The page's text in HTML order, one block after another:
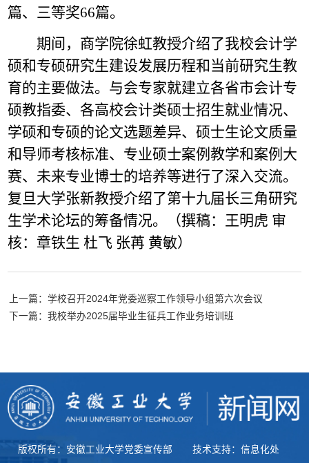
篇、三等奖66篇。
期间，商学院徐虹教授介绍了我校会计学
硕和专硕研究生建设发展历程和当前研究生教
育的主要做法。与会专家就建立各省市会计专
硕教指委、各高校会计类硕士招生就业情况、
学硕和专硕的论文选题差异、硕士生论文质量
和导师考核标准、专业硕士案例教学和案例大
赛、未来专业博士的培养等进行了深入交流。
复旦大学张新教授介绍了第十九届长三角研究
生学术论坛的筹备情况。（撰稿：王明虎 审
核：章铁生 杜飞 张苒 黄敏）
上一篇：学校召开2024年党委巡察工作领导小组第六次会议
下一篇：我校举办2025届毕业生征兵工作业务培训班
版权所有：安徽工业大学党委宣传部 技术支持：信息化处